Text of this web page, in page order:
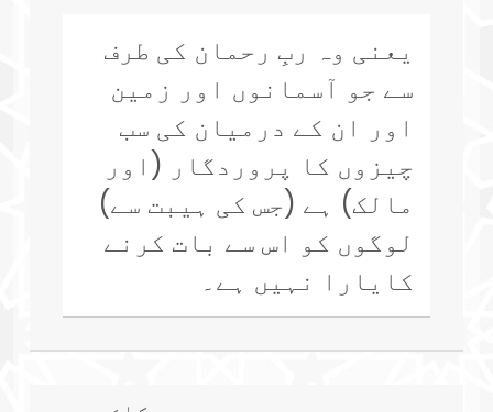
یعنی وہ ربِ رحمان کی طرف
سے جو آسمانوں اور زمین
اور ان کے درمیان کی سب
چیزوں کا پروردگار (اور
مالک) ہے (جس کی ہیبت سے)
لوگوں کو اس سے بات کرنے
کایارا نہیں ہے۔